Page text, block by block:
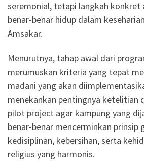
seremonial, tetapi langkah konkret
benar-benar hidup dalam
Amsakar.
Menurutnya, tahap awal dari
merumuskan kriteria yang tepat
madani yang akan
menekankan pentingnya ketelitian
pilot project agar kampung yang
benar-benar mencerminkan prinsip
kedisiplinan, kebersihan, serta
religius yang harmonis.